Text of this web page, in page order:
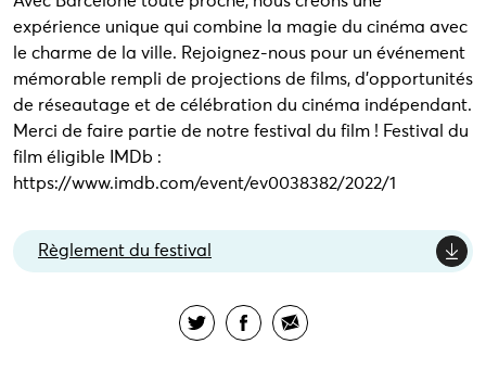
expérience unique qui combine la magie du cinéma avec
le charme de la ville. Rejoignez-nous pour un événement
mémorable rempli de projections de films, d'opportunités
de réseautage et de célébration du cinéma indépendant.
Merci de faire partie de notre festival du film ! Festival du
film éligible IMDb :
https://www.imdb.com/event/ev0038382/2022/1
Règlement du festival